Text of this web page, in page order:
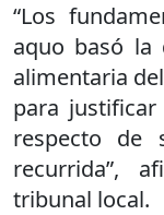
“Los
aquo basó la
alimentaria
para
respecto de
recurrida”,
tribunal local.